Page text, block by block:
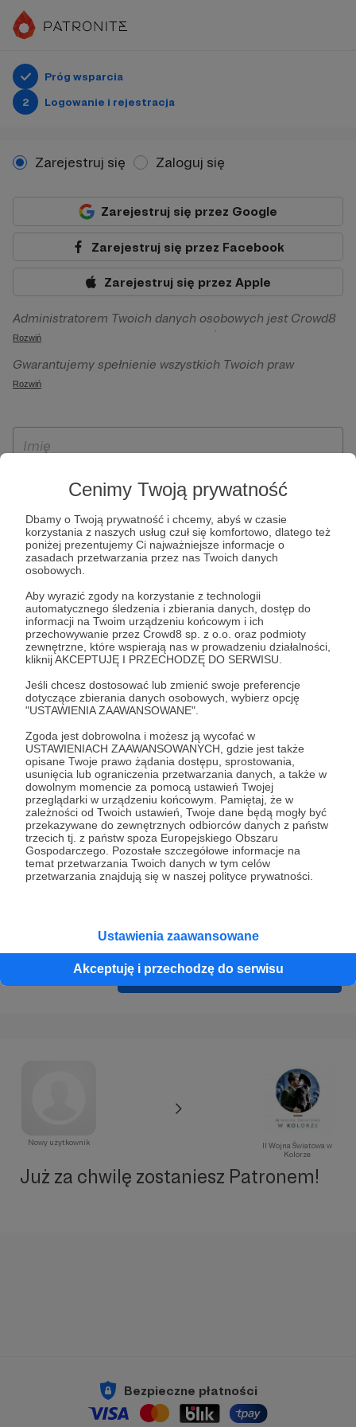
Cenimy Twoją prywatność
Dbamy o Twoją prywatność i chcemy, abyś w czasie
korzystania z naszych usług czuł się komfortowo, dlatego też
poniżej prezentujemy Ci najważniejsze informacje o
zasadach przetwarzania przez nas Twoich danych
osobowych.
Aby wyrazić zgody na korzystanie z technologii
automatycznego śledzenia i zbierania danych, dostęp do
informacji na Twoim urządzeniu końcowym i ich
przechowywanie przez Crowd8 sp. z o.o. oraz podmioty
zewnętrzne, które wspierają nas w prowadzeniu działalności,
kliknij AKCEPTUJĘ I PRZECHODZĘ DO SERWISU.
Jeśli chcesz dostosować lub zmienić swoje preferencje
dotyczące zbierania danych osobowych, wybierz opcję
"USTAWIENIA ZAAWANSOWANE".
Zgoda jest dobrowolna i możesz ją wycofać w
USTAWIENIACH ZAAWANSOWANYCH, gdzie jest także
opisane Twoje prawo żądania dostępu, sprostowania,
usunięcia lub ograniczenia przetwarzania danych, a także w
dowolnym momencie za pomocą ustawień Twojej
przeglądarki w urządzeniu końcowym. Pamiętaj, że w
zależności od Twoich ustawień, Twoje dane będą mogły być
przekazywane do zewnętrznych odbiorców danych z państw
trzecich tj. z państw spoza Europejskiego Obszaru
Gospodarczego. Pozostałe szczegółowe informacje na
temat przetwarzania Twoich danych w tym celów
przetwarzania znajdują się w naszej polityce prywatności.
Ustawienia zaawansowane
Akceptuję i przechodzę do serwisu
Próg wsparcia
2
Logowanie i rejestracja
Zarejestruj się Zaloguj się
Zarejestruj się przez Google
Zarejestruj się przez Facebook
Zarejestruj się przez Apple
Administratorem Twoich danych osobowych jest Crowd8
sp. z o.o. z siedziba w Warszawie, ul. Żwirki i Wigury 16, 02-
092 Warszawa. Twoje dane osobowe będą przetwarzane w
szczególności w celu wykonania umowy zawartej z Tobą, w
Patronite.pl, w tym możliwości dokonywania oraz
otrzymywania wsparcia na naszej platformie oraz
Rozwiń
Gwarantujemy spełnienie wszystkich Twoich praw
wynikających z ogólnego rozporządzenia o ochronie
ich przenoszenia, niepodlegania zautomatyzowanemu
wyrażenia sprzeciwu wobec przetwarzania Twoich danych
osobowych. Rejestracja dla osób niepełnoletnich możliwa
jest po przekazaniu podpisanego formularza "Zgodna na
założenie konta przez osobę niepełnoletnią", formularz
dostępny jest na stronie regulaminu Patronite.pl.
Rozwiń
* Zapoznałem się i akceptujęRegulaminserwisu oraz
Prywatności.
* Wyrażam zgodę na przetwarzanie moich danych
osobowych podanych w formularzu rejestracyjnym w celu
prawidłowego świadczenia usług serwisu Patronite.
Wyrażam zgodę na otrzymywanie drogą elektroniczną
informacji handlowych - newslettera. Opcja ta może zostać
zmieniona w ustawieniach konta.
Cofnij Zarejestruj się i przejdź dalej
Nowy użytkownik
II Wojna Światowa w
Kolorze
Już za chwilę zostaniesz Patronem!
Bezpieczne płatności